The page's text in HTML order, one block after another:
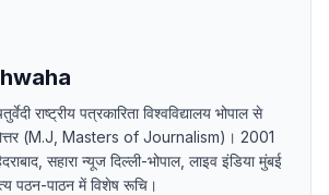
राष्ट्रीय पत्रकारिता विश्वविद्यालय भोपाल से
(M.J, Masters of Journalism)। 2001
सहारा न्यूज दिल्ली-भोपाल, लाइव इंडिया मुंबई
पठन-पाठन में विशेष रूचि।